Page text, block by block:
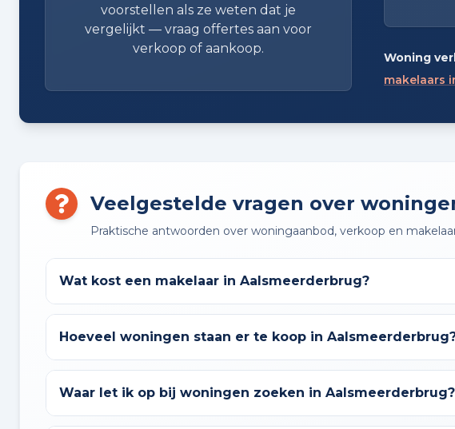
Woning
makelaars
voorstellen als ze weten dat je
vergelijkt — vraag offertes aan voor
verkoop of aankoop.
Veelgestelde vragen over
Praktische antwoorden over woningaanbod, verkoop en
Wat kost een makelaar in Aalsmeerderbrug?
Hoeveel woningen staan er te koop in
Waar let ik op bij woningen zoeken in Aalsmeerderbrug?